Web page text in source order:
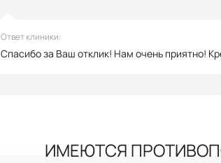
Ответ клиники:
Спасибо за Ваш отклик! Нам очень приятно!
ИМЕЮТСЯ